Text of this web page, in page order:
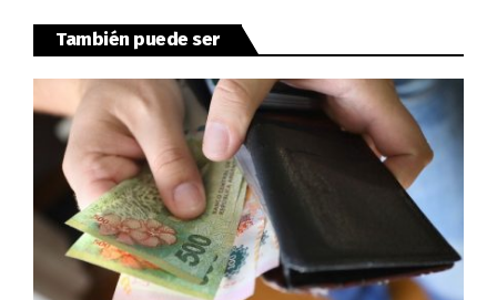
También puede ser